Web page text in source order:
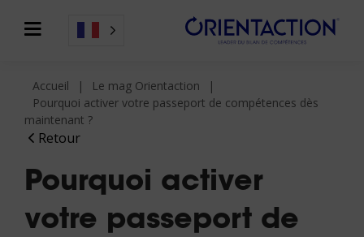
Retour
Accueil
Le mag Orientaction
Pourquoi activer votre passeport de compétences dès
maintenant ?
Pourquoi activer
votre passeport de